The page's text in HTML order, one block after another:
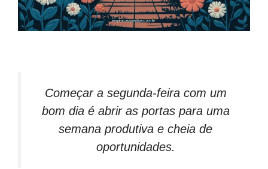
Começar a segunda-feira com um
bom dia é abrir as portas para uma
semana produtiva e cheia de
oportunidades.